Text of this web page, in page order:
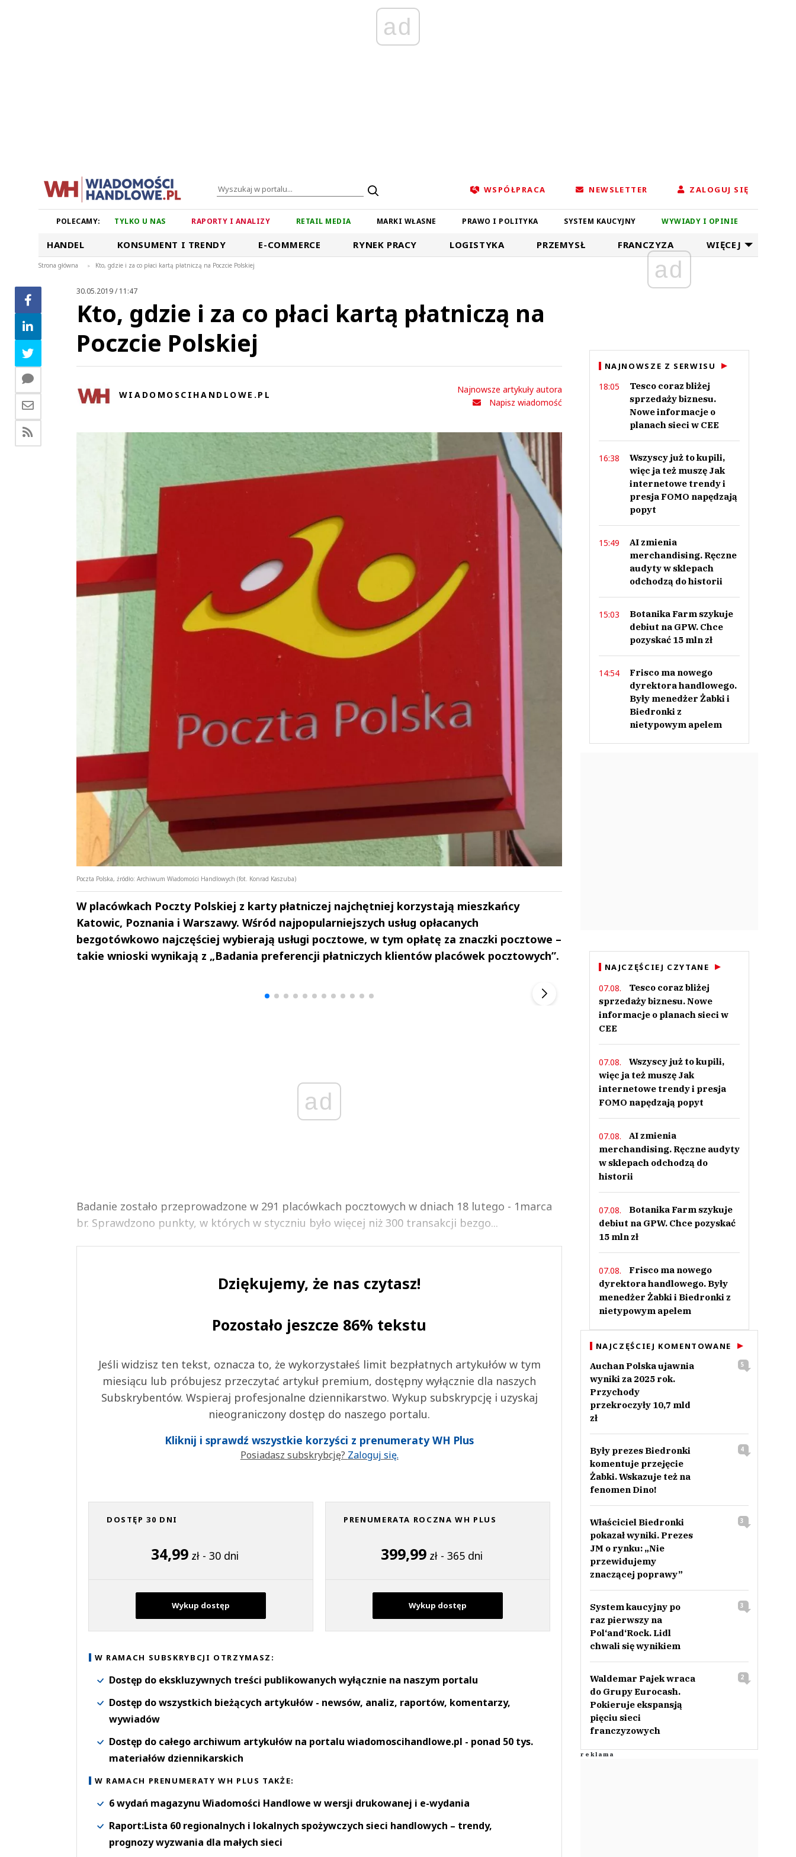
ad
WSPÓŁPRACA NEWSLETTER ZALOGUJ SIĘ
POLECAMY: TYLKO U NAS RAPORTY I ANALIZY RETAIL MEDIA MARKI WŁASNE PRAWO I POLITYKA SYSTEM KAUCYJNY WYWIADY I OPINIE
HANDEL KONSUMENT I TRENDY E-COMMERCE RYNEK PRACY LOGISTYKA PRZEMYSŁ FRANCZYZA WIĘCEJ
Strona główna > Kto, gdzie i za co płaci kartą płatniczą na Poczcie Polskiej
30.05.2019 / 11:47
Kto, gdzie i za co płaci kartą płatniczą na
Poczcie Polskiej
WIADOMOSCIHANDLOWE.PL
Najnowsze artykuły autora
Napisz wiadomość
Poczta Polska, źródło: Archiwum Wiadomości Handlowych (fot. Konrad Kaszuba)
W placówkach Poczty Polskiej z karty płatniczej najchętniej korzystają mieszkańcy
Katowic, Poznania i Warszawy. Wśród najpopularniejszych usług opłacanych
bezgotówkowo najczęściej wybierają usługi pocztowe, w tym opłatę za znaczki pocztowe –
takie wnioski wynikają z „Badania preferencji płatniczych klientów placówek pocztowych”.
ad
Badanie zostało przeprowadzone w 291 placówkach pocztowych w dniach 18 lutego - 1marca
br. Sprawdzono punkty, w których w styczniu było więcej niż 300 transakcji bezgo...
Dziękujemy, że nas czytasz!
Pozostało jeszcze 86% tekstu
Jeśli widzisz ten tekst, oznacza to, że wykorzystałeś limit bezpłatnych artykułów w tym
miesiącu lub próbujesz przeczytać artykuł premium, dostępny wyłącznie dla naszych
Subskrybentów. Wspieraj profesjonalne dziennikarstwo. Wykup subskrypcję i uzyskaj
nieograniczony dostęp do naszego portalu.
Kliknij i sprawdź wszystkie korzyści z prenumeraty WH Plus
Posiadasz subskrybcję? Zaloguj się.
DOSTĘP 30 DNI
34,99 zł - 30 dni
Wykup dostęp
PRENUMERATA ROCZNA WH PLUS
399,99 zł - 365 dni
Wykup dostęp
W RAMACH SUBSKRYBCJI OTRZYMASZ:
Dostęp do ekskluzywnych treści publikowanych wyłącznie na naszym portalu
Dostęp do wszystkich bieżących artykułów - newsów, analiz, raportów, komentarzy,
wywiadów
Dostęp do całego archiwum artykułów na portalu wiadomoscihandlowe.pl - ponad 50 tys.
materiałów dziennikarskich
W RAMACH PRENUMERATY WH PLUS TAKŻE:
6 wydań magazynu Wiadomości Handlowe w wersji drukowanej i e-wydania
Raport:Lista 60 regionalnych i lokalnych spożywczych sieci handlowych – trendy,
prognozy wyzwania dla małych sieci
Andrzej i Marta
Marta i Andrzej
▶
Szefem być Sezon 2 Marcin Przybysz
ad
NAJNOWSZE Z SERWISU
18:05
Tesco coraz bliżej
sprzedaży biznesu.
Nowe informacje o
planach sieci w CEE
16:38
Wszyscy już to kupili,
więc ja też muszę Jak
internetowe trendy i
presja FOMO napędzają
popyt
15:49
AI zmienia
merchandising. Ręczne
audyty w sklepach
odchodzą do historii
15:03
Botanika Farm szykuje
debiut na GPW. Chce
pozyskać 15 mln zł
14:54
Frisco ma nowego
dyrektora handlowego.
Były menedżer Żabki i
Biedronki z
nietypowym apelem
NAJCZĘŚCIEJ CZYTANE
07.08.
Tesco coraz bliżej
sprzedaży biznesu. Nowe
informacje o planach sieci w
CEE
07.08.
Wszyscy już to kupili,
więc ja też muszę Jak
internetowe trendy i presja
FOMO napędzają popyt
07.08.
AI zmienia
merchandising. Ręczne audyty
w sklepach odchodzą do
historii
07.08.
Botanika Farm szykuje
debiut na GPW. Chce pozyskać
15 mln zł
07.08.
Frisco ma nowego
dyrektora handlowego. Były
menedżer Żabki i Biedronki z
nietypowym apelem
NAJCZĘŚCIEJ KOMENTOWANE
Auchan Polska ujawnia
wyniki za 2025 rok.
Przychody
przekroczyły 10,7 mld
zł
5
Były prezes Biedronki
komentuje przejęcie
Żabki. Wskazuje też na
fenomen Dino!
4
Właściciel Biedronki
pokazał wyniki. Prezes
JM o rynku: „Nie
przewidujemy
znaczącej poprawy”
3
System kaucyjny po
raz pierwszy na
Pol‘and‘Rock. Lidl
chwali się wynikiem
3
Waldemar Pajek wraca
do Grupy Eurocash.
Pokieruje ekspansją
pięciu sieci
franczyzowych
2